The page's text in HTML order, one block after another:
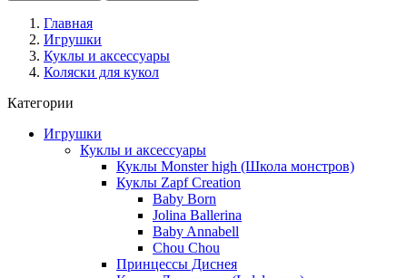
Главная
Игрушки
Куклы и аксессуары
Коляски для кукол
Категории
Игрушки
Куклы и аксессуары
Куклы Monster high (Школа монстров)
Куклы Zapf Creation
Baby Born
Jolina Ballerina
Baby Annabell
Chou Chou
Принцессы Диснея